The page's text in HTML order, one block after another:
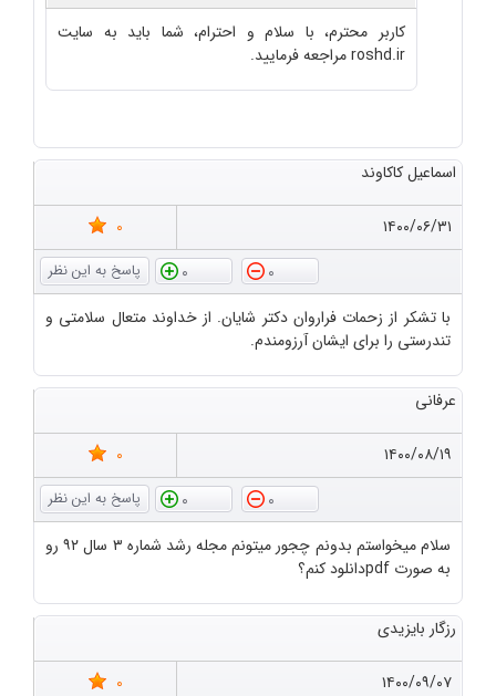
کاربر محترم، با سلام و احترام، شما باید به سایت
roshd.ir مراجعه فرمایید.
اسماعیل کاکاوند
۱۴۰۰/۰۶/۳۱
0
0
0
با تشکر از زحمات فراروان دکتر شایان. از خداوند متعال سلامتی و
تندرستی را برای ایشان آرزومندم.
عرفانی
۱۴۰۰/۰۸/۱۹
0
0
0
سلام میخواستم بدونم چجور میتونم مجله رشد شماره ۳ سال ۹۲ رو
به صورت pdfدانلود کنم؟
رزگار بایزیدی
۱۴۰۰/۰۹/۰۷
0